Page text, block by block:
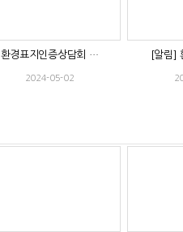
환경표지인증상담회 …
2024-05-02
[알림]